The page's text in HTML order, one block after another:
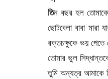
তিন বছর হল তোমাকে
ছোটবেলা বাবা
রক্তচক্ষুকে ভয় পেতে
তোমার ভুল
তুমি অন্যত্র আমাকে